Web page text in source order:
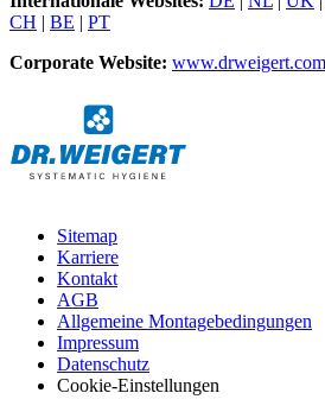
CH | BE | PT
Corporate Website: www.drweigert.com
Sitemap
Karriere
Kontakt
AGB
Allgemeine Montagebedingungen
Impressum
Datenschutz
Cookie-Einstellungen